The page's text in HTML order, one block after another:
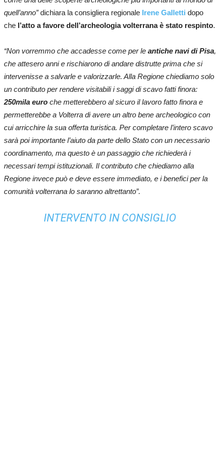
quell’anno”dichiara la consigliera regionale Irene Galletti dopo
che l’atto a favore dell’archeologia volterrana è stato respinto.
“Non vorremmo che accadesse come per le antiche navi di Pisa,
che attesero anni e rischiarono di andare distrutte prima che si
intervenisse a salvarle e valorizzarle. Alla Regione chiediamo solo
un contributo per rendere visitabili i saggi di scavo fatti finora:
250mila euro che metterebbero al sicuro il lavoro fatto finora e
permetterebbe a Volterra di avere un altro bene archeologico con
cui arricchire la sua offerta turistica. Per completare l’intero scavo
sarà poi importante l’aiuto da parte dello Stato con un necessario
coordinamento, ma questo è un passaggio che richiederà i
necessari tempi istituzionali. Il contributo che chiediamo alla
Regione invece può e deve essere immediato, e i benefici per la
comunità volterrana lo saranno altrettanto”.
INTERVENTO IN CONSIGLIO